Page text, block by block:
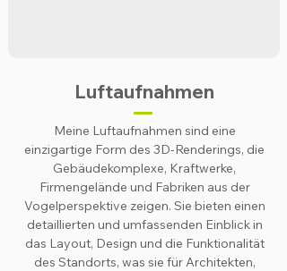
Luftaufnahmen
Meine Luftaufnahmen sind eine
einzigartige Form des 3D-Renderings, die
Gebäudekomplexe, Kraftwerke,
Firmengelände und Fabriken aus der
Vogelperspektive zeigen. Sie bieten einen
detaillierten und umfassenden Einblick in
das Layout, Design und die Funktionalität
des Standorts, was sie für Architekten,